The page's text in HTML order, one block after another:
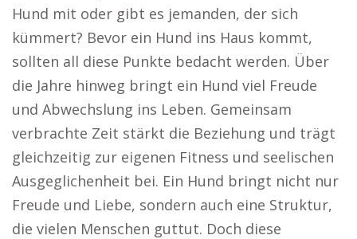
Hund mit oder gibt es jemanden, der sich
kümmert? Bevor ein Hund ins Haus kommt,
sollten all diese Punkte bedacht werden. Über
die Jahre hinweg bringt ein Hund viel Freude
und Abwechslung ins Leben. Gemeinsam
verbrachte Zeit stärkt die Beziehung und trägt
gleichzeitig zur eigenen Fitness und seelischen
Ausgeglichenheit bei. Ein Hund bringt nicht nur
Freude und Liebe, sondern auch eine Struktur,
die vielen Menschen guttut. Doch diese